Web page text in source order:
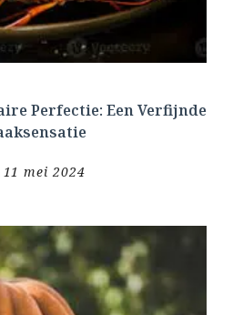
Perfectie: Een Verfijnde
11 mei 2024